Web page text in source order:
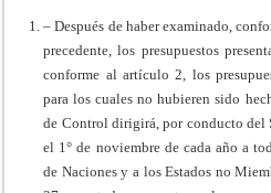
– Después de haber examinado,
precedente, los presupuestos
conforme al artículo 2, los
para los cuales no hubieren sido
de Control dirigirá, por conducto del
el 1° de noviembre de cada año a
de Naciones y a los Estados no